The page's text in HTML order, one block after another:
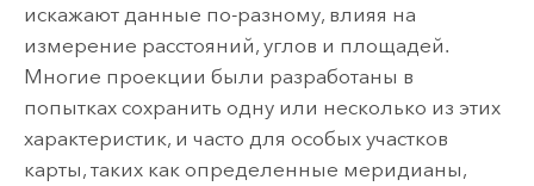
искажают данные по-разному, влияя на
измерение расстояний, углов и площадей.
Многие проекции были разработаны в
попытках сохранить одну или несколько из этих
характеристик, и часто для особых участков
карты, таких как определенные меридианы,